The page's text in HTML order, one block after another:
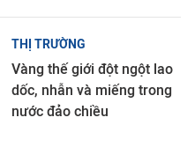
THỊ TRƯỜNG
Vàng thế giới đột ngột lao
dốc, nhẫn và miếng trong
nước đảo chiều